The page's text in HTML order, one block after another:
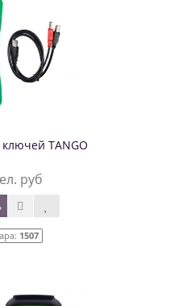
TANGO
руб
1507